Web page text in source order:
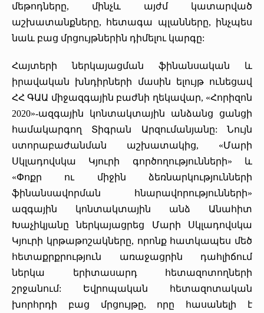
մեթոդները, մինչև այժմ կատարված
աշխատանքները, հետագա պլանները, ինչպես
նաև բաց մրցույթներին դիմելու կարգը:
Հայտերի ներկայացման ֆինանսական և
իրավական խնդիրների մասին ելույթ ունեցավ
ՀՀ ԳԱԱ միջազգային բաժնի ղեկավար, «Հորիզոն
2020»-ազգային կոնտակտային անձանց ցանցի
համակարգող Տիգրան Արզումանյանը: Նույն
ստորաբաժանման աշխատակից, «Մարի
Սկլադովսկա Կյուրի գործողությունների» և
«Փոքր ու միջին ձեռնարկությունների
ֆինանսավորման հնարավորությունների»
ազգային կոնտակտային անձ Անահիտ
Խաչիկյանը ներկայացրեց Մարի Սկլադովսկա
Կյուրի կրթաթոշակները, որոնք հատկապես մեծ
հետաքրքրություն առաջացրին դահլիճում
ներկա երիտասարդ հետազոտողների
շրջանում: Եվրոպական հետազոտական
խորհրդի բաց մրցույթը, որը հասանելի է